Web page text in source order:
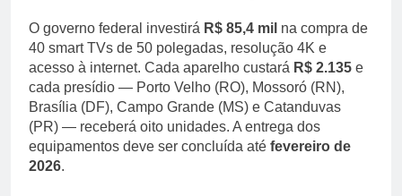
O governo federal investirá R$ 85,4 mil na compra de
40 smart TVs de 50 polegadas, resolução 4K e
acesso à internet. Cada aparelho custará R$ 2.135 e
cada presídio — Porto Velho (RO), Mossoró (RN),
Brasília (DF), Campo Grande (MS) e Catanduvas
(PR) — receberá oito unidades. A entrega dos
equipamentos deve ser concluída até fevereiro de
2026.